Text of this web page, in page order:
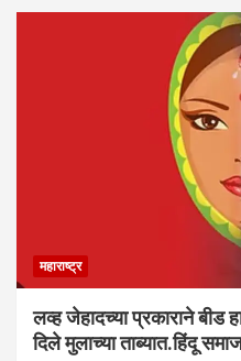
महाराष्ट्र
लव्ह जेहादच्या प्रकाराने बीड
दिले मुलाच्या ताब्यात.हिंदू